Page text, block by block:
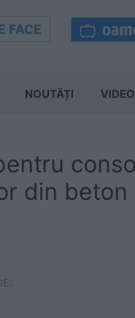
FACE
NOUTĂȚI VIDEO
din beton